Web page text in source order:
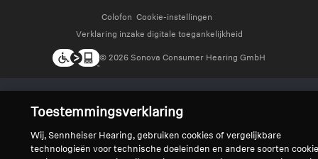
Colofon Cookie-instellingen
Verklaring inzake digitale toegankelijkheid
© 2026 Sonova Consumer Hearing GmbH
Toestemmingsverklaring
Wij, Sennheiser Hearing, gebruiken cookies of vergelijkbare
technologieën voor technische doeleinden en andere soorten